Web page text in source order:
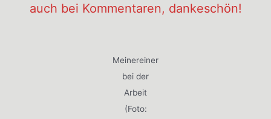
auch bei Kommentaren, dankeschön!
Meinereiner
bei der
Arbeit
(Foto: